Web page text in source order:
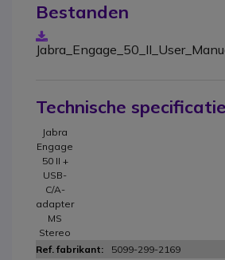
Bestanden
Technische
Jabra
Engage
50 II +
USB-
C/A-
adapter
MS
Stereo
5099-299-2169